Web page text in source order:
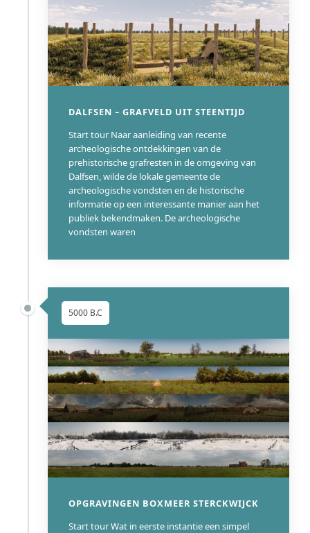
DALFSEN – GRAFVELD UIT STEENTIJD
Start tour Naar aanleiding van recente
archeologische ontdekkingen van de
prehistorische grafresten in de omgeving van
Dalfsen, wilde de lokale gemeente de
archeologische vondsten en de historische
informatie op een interessante manier aan het
publiek bekendmaken. De archeologische
vondsten waren
5000 B.C
OPGRAVINGEN BOXMEER STERCKWIJCK
Start tour Wat in eerste instantie een simpel